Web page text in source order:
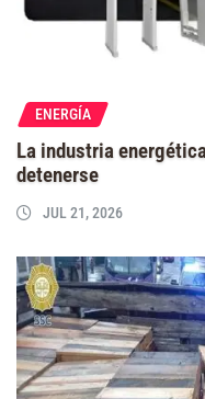
ENERGÍA
La industria
detenerse
JUL 21, 2026